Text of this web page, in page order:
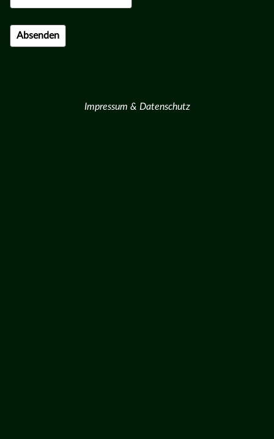
Impressum & Datenschutz